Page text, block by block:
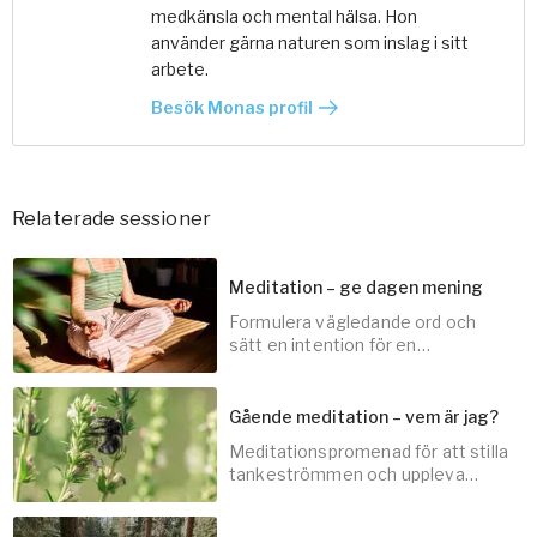
medkänsla och mental hälsa. Hon
använder gärna naturen som inslag i sitt
arbete.
Besök Monas profil
Relaterade sessioner
min
Meditation – ge dagen mening
Formulera vägledande ord och
sätt en intention för en
Gående meditation – vem är jag?
Meditationspromenad för att stilla
tankeströmmen och uppleva